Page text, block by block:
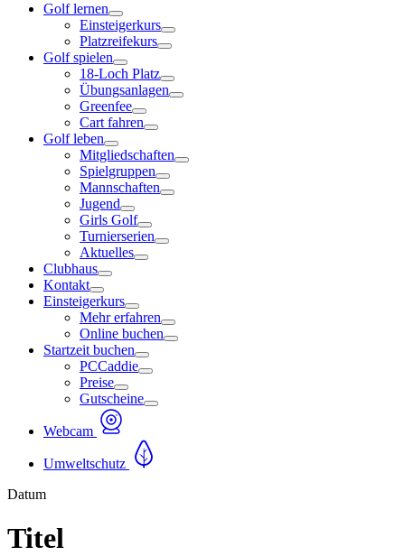
Golf lernen
Einsteigerkurs
Platzreifekurs
Golf spielen
18-Loch Platz
Übungsanlagen
Greenfee
Cart fahren
Golf leben
Mitgliedschaften
Spielgruppen
Mannschaften
Jugend
Girls Golf
Turnierserien
Aktuelles
Clubhaus
Kontakt
Einsteigerkurs
Mehr erfahren
Online buchen
Startzeit buchen
PCCaddie
Preise
Gutscheine
Webcam
Umweltschutz
Datum
Titel